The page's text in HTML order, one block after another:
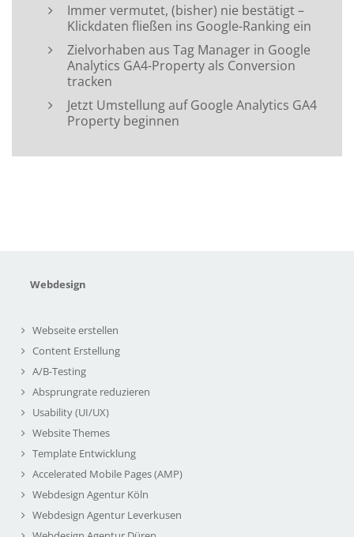
Immer vermutet, (bisher) nie bestätigt –
Klickdaten fließen ins Google-Ranking ein
Zielvorhaben aus Tag Manager in Google
Analytics GA4-Property als Conversion
tracken
Jetzt Umstellung auf Google Analytics GA4
Property beginnen
Webdesign
Webseite erstellen
Content Erstellung
A/B-Testing
Absprungrate reduzieren
Usability (UI/UX)
Website Themes
Template Entwicklung
Accelerated Mobile Pages (AMP)
Webdesign Agentur Köln
Webdesign Agentur Leverkusen